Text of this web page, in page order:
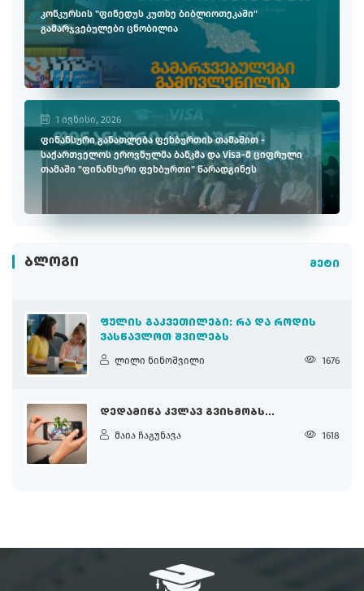
კონკურსის "ფინედუს კუთხე ბიბლიოთეკაში"
გამარჯვებულები ცნობილია
1 ივნისი, 2026
ფინანსური განათლება ფეხბურთის თამაშით -
საქართველოს ეროვნულმა ბანკმა და Visa-მ ციფრული
თამაში "ფინანსური ფეხბურთი" წარადგინეს
ᲑᲚᲝᲒᲘ მეტი
ᲤᲣᲚᲘᲡ ᲒᲐᲙᲕᲔᲗᲘᲚᲔᲑᲘ: ᲠᲐ ᲓᲐ ᲠᲝᲓᲘᲡ
ᲕᲐᲡᲬᲐᲕᲚᲝᲗ ᲨᲕᲘᲚᲔᲑᲡ
ლილი ნინოშვილი 1676
ᲓᲔᲓᲐᲛᲘᲬᲐ ᲙᲕᲚᲐᲕ ᲒᲕᲘᲮᲛᲝᲑᲡ...
მაია ჩაგუნავა 1618